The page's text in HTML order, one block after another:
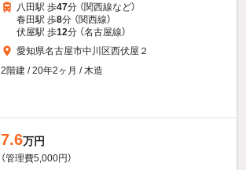
八田駅 歩47分 （関西線など）
春田駅 歩8分 （関西線）
伏屋駅 歩12分 （名古屋線）
愛知県名古屋市中川区西伏屋２
2階建 / 20年2ヶ月 / 木造
7.6万円
（管理費5,000円）